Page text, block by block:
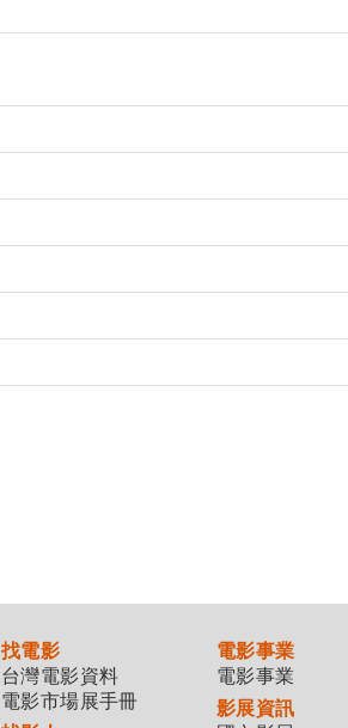
找電影
台灣電影資料
電影市場展手冊
電影事業
電影事業
影展資訊